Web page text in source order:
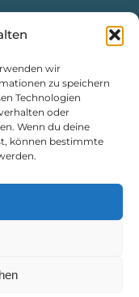
wir
zu speichern
Technologien
oder
Wenn du deine
können bestimmte
GmbH